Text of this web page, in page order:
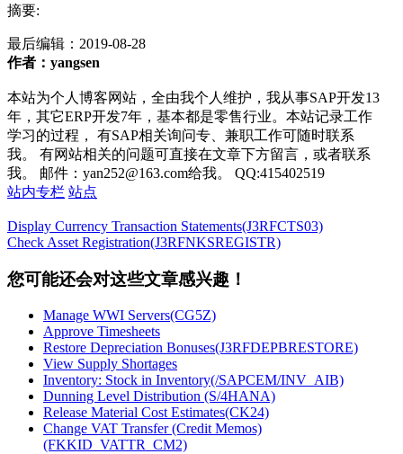
摘要:
最后编辑： 2019-08-28
作者：yangsen
本站为个人博客网站，全由我个人维护，我从事SAP开发13
年，其它ERP开发7年，基本都是零售行业。本站记录工作
学习的过程， 有SAP相关询问专、兼职工作可随时联系
我。 有网站相关的问题可直接在文章下方留言，或者联系
我。 邮件：yan252@163.com给我。 QQ:415402519
站内专栏 站点
Display Currency Transaction Statements(J3RFCTS03)
Check Asset Registration(J3RFNKSREGISTR)
您可能还会对这些文章感兴趣！
Manage WWI Servers(CG5Z)
Approve Timesheets
Restore Depreciation Bonuses(J3RFDEPBRESTORE)
View Supply Shortages
Inventory: Stock in Inventory(/SAPCEM/INV_AIB)
Dunning Level Distribution (S/4HANA)
Release Material Cost Estimates(CK24)
Change VAT Transfer (Credit Memos)
(FKKID_VATTR_CM2)